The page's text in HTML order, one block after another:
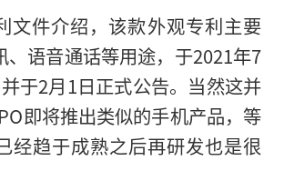
文件介绍，该款外观专利主要
、语音通话等用途，于2021年7
于2月1日正式公告。当然这并
即将推出类似的手机产品，等
经趋于成熟之后再研发也是很